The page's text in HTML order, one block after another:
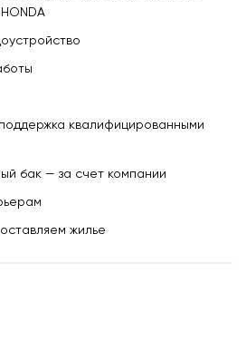
квалифицированными
бак — за счет компании
жилье